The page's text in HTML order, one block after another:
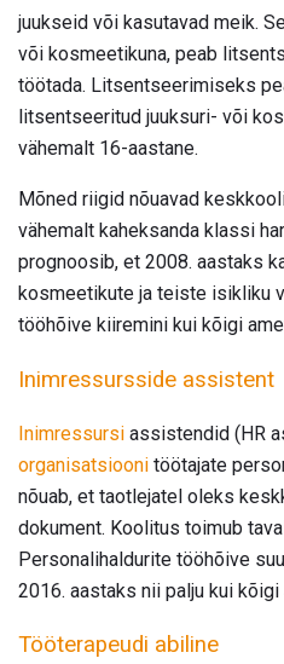
juukseid või kasutavad meik.
või kosmeetikuna, peab
töötada. Litsentseerimiseks
litsentseeritud juuksuri- või
vähemalt 16-aastane.
Mõned riigid nõuavad
vähemalt kaheksanda klassi
prognoosib, et 2008. aastaks
kosmeetikute ja teiste isikliku
tööhõive kiiremini kui kõigi
Inimressursside assistent
Inimressursi assistendid (HR
organisatsiooni töötajate
nõuab, et taotlejatel oleks
dokument. Koolitus toimub
Personalihaldurite tööhõive
2016. aastaks nii palju kui
Tööterapeudi abiline